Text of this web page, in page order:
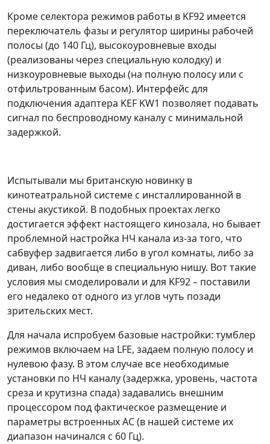
Кроме селектора режимов работы в KF92 имеется
переключатель фазы и регулятор ширины рабочей
полосы (до 140 Гц), высокоуровневые входы
(реализованы через специальную колодку) и
низкоуровневые выходы (на полную полосу или с
отфильтрованным басом). Интерфейс для
подключения адаптера KEF KW1 позволяет подавать
сигнал по беспроводному каналу с минимальной
задержкой.
Испытывали мы британскую новинку в
кинотеатральной системе с инсталлированной в
стены акустикой. В подобных проектах легко
достигается эффект настоящего кинозала, но бывает
проблемной настройка НЧ канала из-за того, что
сабвуфер задвигается либо в угол комнаты, либо за
диван, либо вообще в специальную нишу. Вот такие
условия мы смоделировали и для KF92 – поставили
его недалеко от одного из углов чуть позади
зрительских мест.
Для начала испробуем базовые настройки: тумблер
режимов включаем на LFE, задаем полную полосу и
нулевою фазу. В этом случае все необходимые
установки по НЧ каналу (задержка, уровень, частота
среза и крутизна спада) задавались внешним
процессором под фактическое размещение и
параметры встроенных АС (в нашей системе их
диапазон начинался с 60 Гц).